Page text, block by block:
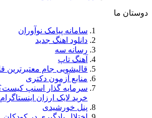
دوستان ما
سامانه پیامک نوآوران
دانلود اهنگ جدید
رسانه سه
آهنگ تاپ
قالیشویی جام معتبرترین
منابع آزمون دکتری
سرمایه گذار اسنپ
خرید لایک ارزان اینستاگرام
پنل خورشیدی